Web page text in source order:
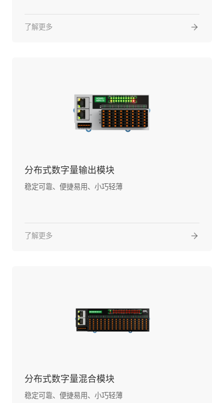
了解更多
分布式数字量输出模块
稳定可靠、便捷易用、小巧轻薄
了解更多
分布式数字量混合模块
稳定可靠、便捷易用、小巧轻薄